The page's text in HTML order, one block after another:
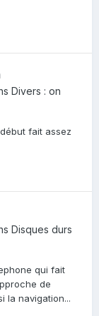
Divers : on
fait assez
Disques durs
qui fait
de
la navigation...